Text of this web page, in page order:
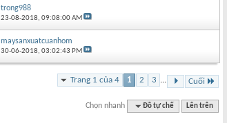
trong988
23-08-2018,09:08:00 AM
maysanxuatcuanhom
30-06-2018,03:02:43 PM
Trang 1 của 4 1 2 3 ... Cuối
Chọn nhanh Đồ tự chế Lên trên